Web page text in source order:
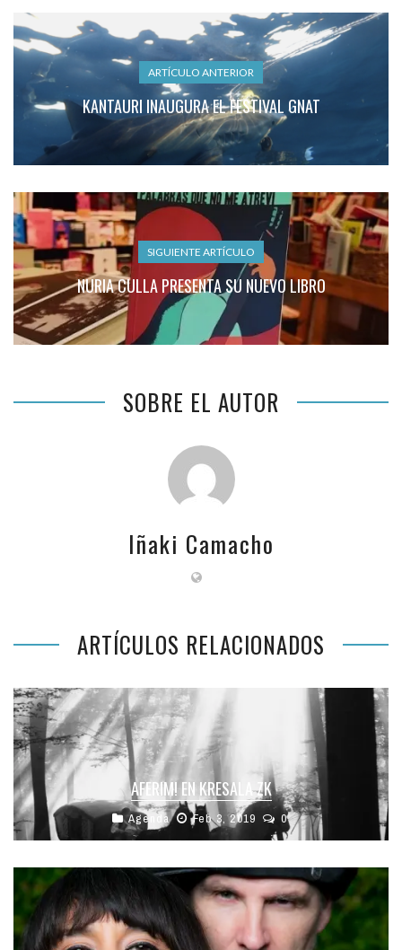
ARTÍCULO ANTERIOR
KANTAURI INAUGURA EL FESTIVAL GNAT
SIGUIENTE ARTÍCULO
NURIA CULLA PRESENTA SU NUEVO LIBRO
SOBRE EL AUTOR
Iñaki Camacho
ARTÍCULOS RELACIONADOS
AFERIM! EN KRESALA ZK
Agenda Feb 3, 2019 0